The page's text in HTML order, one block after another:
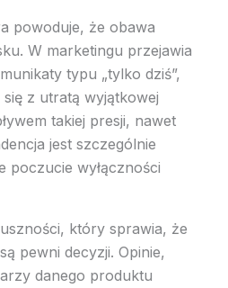
powoduje, że obawa
W marketingu przejawia
typu „tylko dziś”,
z utratą wyjątkowej
takiej presji, nawet
jest szczególnie
wyłączności
który sprawia, że
pewni decyzji. Opinie,
danego produktu